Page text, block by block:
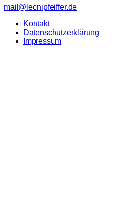
mail@leonipfeiffer.de
Kontakt
Datenschutzerklärung
Impressum